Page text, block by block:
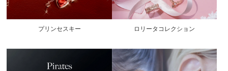
プリンセスキー ロリータコレクション